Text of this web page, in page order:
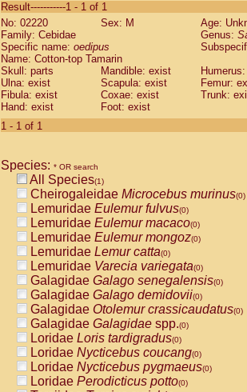
CebidaeSaguinus labiatus(0)
Cebidae Saguinus leucopus (0)
Cebidae
CebidaeSaguinus mystax
Cebidae Saguinus nigricollis (0)
Cebidae Saguinus oedipus
Cebidae Saguinus weddelli
Cebidae Saguinusspp.
Cebidae
CebidaeCebus capucinus
CebidaeCebus nigrivittatus
CebidaeCebus spp.(0)
CebidaeSaimiri boliviensis(0)
CebidaeSaimiri sciureus(0)
AtelidaeAlouatta caraya(0)
AtelidaeAlouatta fusca(0)
AtelidaeAlouatta seniculus(0)
AtelidaeAlouattaspp.(0)
AtelidaeAteles belzebuth(0)
AtelidaeAteles geoffroyi(0)
AtelidaeAteles paniscus(0)
AtelidaeAtelesspp.(0)
AtelidaeLagothrix lagothricha(0)
AtelidaeLagothrix lagothricha cana
PitheciidaeCacajao calvus
Result-----------1 - 1 of 1
No: 02220
Sex: M
Age:
Family: Cebidae
Genus:
Specific name: oedipus
Name: Cotton-top Tamarin
Skull: parts
Mandible: exist
Ulna: exist
Scapula: exist
Femur:
Fibula: exist
Coxae: exist
Trunk:
Hand: exist
Foot: exist
1 - 1 of 1
Species: * OR search
All Species(1)
Cheirogaleidae Microcebus murinus(0)
Lemuridae Eulemur fulvus(0)
Lemuridae Eulemur macaco(0)
Lemuridae Eulemur mongoz(0)
Lemuridae Lemur catta(0)
Lemuridae Varecia variegata(0)
Galagidae Galago senegalensis(0)
Galagidae Galago demidovii(0)
Galagidae Otolemur crassicaudatus(0)
Galagidae Galagidae spp.(0)
Loridae Loris tardigradus(0)
Loridae Nycticebus coucang(0)
Loridae Nycticebus pygmaeus(0)
Loridae Perodicticus potto(0)